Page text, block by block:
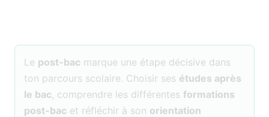
Le post-bac marque une étape décisive dans
ton parcours scolaire. Choisir ses études après
le bac, comprendre les différentes formations
post-bac et réfléchir à son orientation